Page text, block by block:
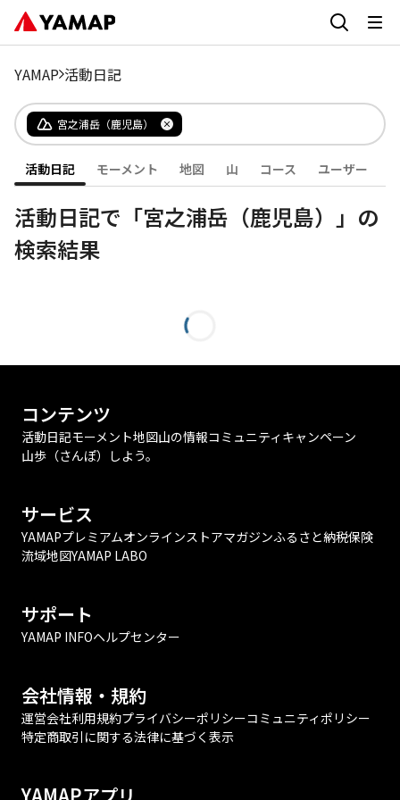
YAMAP 活動日記
宮之浦岳（鹿児島）
活動日記 モーメント 地図 山 コース ユーザー
活動日記で「宮之浦岳（鹿児島）」の
検索結果
コンテンツ
活動日記モーメント地図山の情報コミュニティ キャンペーン
山歩（さんぽ）しよう。
サービス
YAMAPプレミアムオンラインストアマガジンふるさと納税保険
流域地図YAMAP LABO
サポート
YAMAP INFOヘルプセンター
会社情報・規約
運営会社利用規約プライバシーポリシーコミュニティポリシー
特定商取引に関する法律に基づく表示